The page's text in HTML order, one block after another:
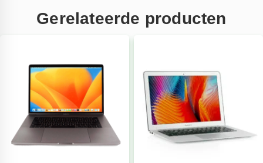
Gerelateerde producten
.dank